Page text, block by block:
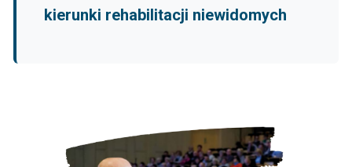
kierunki rehabilitacji niewidomych